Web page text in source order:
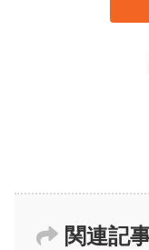
関連記